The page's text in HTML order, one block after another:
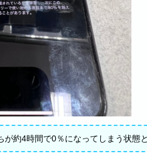
約4時間で0％になってしまう状態と